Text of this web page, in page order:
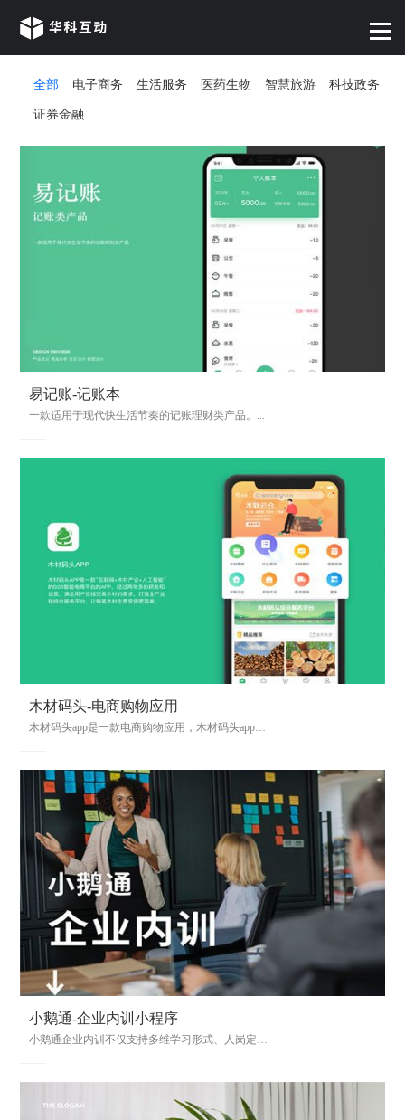
全部 电子商务 生活服务 医药生物 智慧旅游 科技政务
证券金融
易记账-记账本
一款适用于现代快生活节奏的记账理财类产品。...
木材码头-电商购物应用
木材码头app是一款电商购物应用，木材码头app为用户提供一个便捷的木材商城，方便用户通过软件轻松选购需要的商品，体验便捷的在线购物服务。...
小鹅通-企业内训小程序
小鹅通企业内训不仅支持多维学习形式、人岗定向培训、员工学习效果监测等等功能，同时还能基于企业组织架构，对员工学习权限进行管理，利用碎片时间，...